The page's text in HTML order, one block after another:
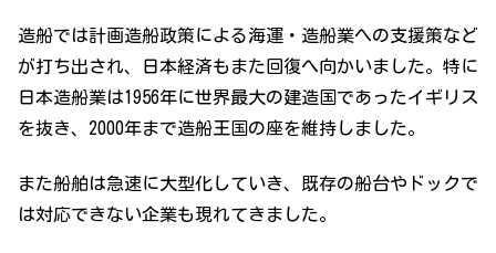
造船では計画造船政策による海運・造船業への支援策など
が打ち出され、日本経済もまた回復へ向かいました。特に
日本造船業は1956年に世界最大の建造国であったイギリス
を抜き、2000年まで造船王国の座を維持しました。
また船舶は急速に大型化していき、既存の船台やドックで
は対応できない企業も現れてきました。